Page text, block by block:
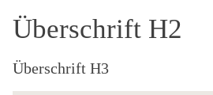
Überschrift H2
Überschrift H3